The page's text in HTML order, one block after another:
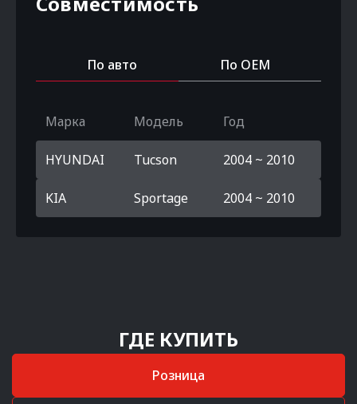
По авто По OEM
Марка Модель Год
HYUNDAI Tucson 2004 ~ 2010
KIA Sportage 2004 ~ 2010
ГДЕ КУПИТЬ
Розница